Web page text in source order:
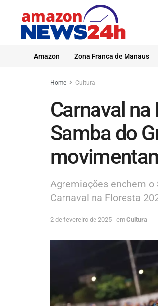
Amazon Zona Franca de Manaus
Home Cultura
Carnaval
Samba do
Agremiações enchem o
Carnaval na Floresta
2 de fevereiro de 2025 em Cultura